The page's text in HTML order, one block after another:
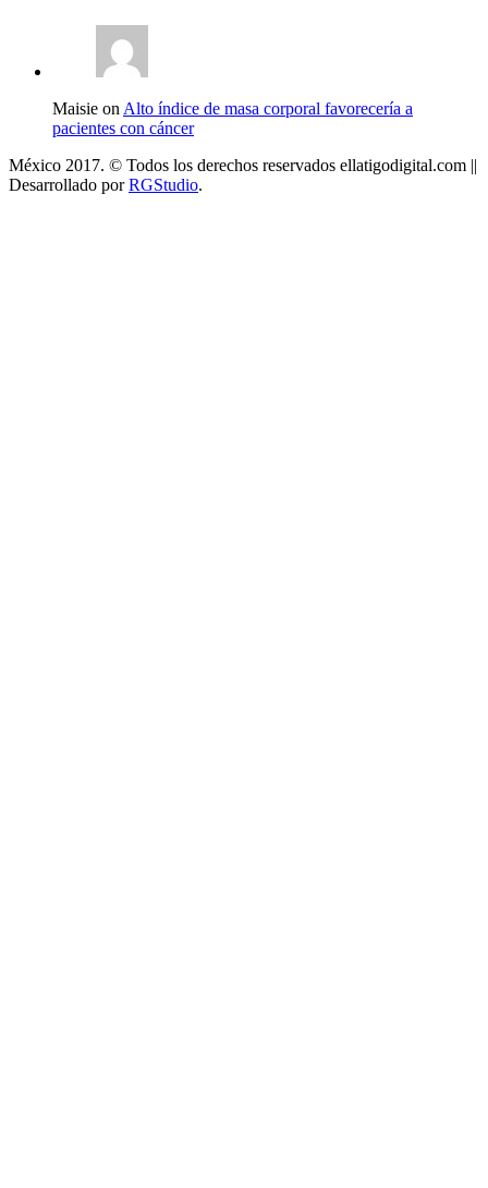
Maisie on Alto índice de masa corporal favorecería a
pacientes con cáncer
México 2017. © Todos los derechos reservados ellatigodigital.com ||
Desarrollado porRGStudio.